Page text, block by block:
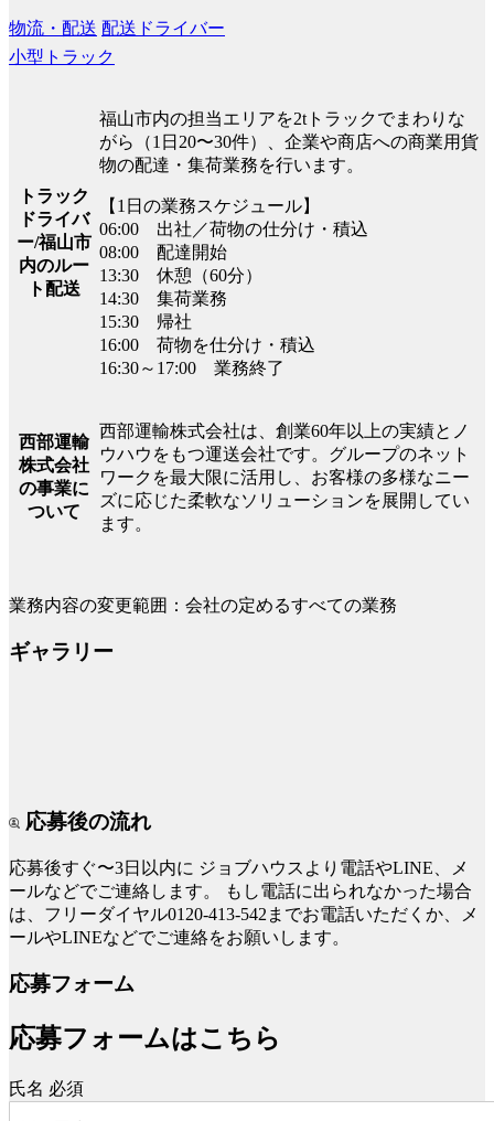
物流・配送 配送ドライバー
小型トラック
トラック
ドライバ
ー/福山市
内のルー
ト配送
福山市内の担当エリアを2tトラックでまわりな
がら（1日20〜30件）、企業や商店への商業用貨
物の配達・集荷業務を行います。
【1日の業務スケジュール】
06:00 出社／荷物の仕分け・積込
08:00 配達開始
13:30 休憩（60分）
14:30 集荷業務
15:30 帰社
16:00 荷物を仕分け・積込
16:30～17:00 業務終了
西部運輸
株式会社
の事業に
ついて
西部運輸株式会社は、創業60年以上の実績とノ
ウハウをもつ運送会社です。グループのネット
ワークを最大限に活用し、お客様の多様なニー
ズに応じた柔軟なソリューションを展開してい
ます。
業務内容の変更範囲：会社の定めるすべての業務
ギャラリー
応募後の流れ
応募後すぐ〜3日以内に ジョブハウスより電話やLINE、メ
ールなどでご連絡します。
もし電話に出られなかった場合
は、フリーダイヤル0120-413-542までお電話いただくか、メ
ールやLINEなどでご連絡をお願いします。
応募フォーム
応募フォームはこちら
氏名 必須